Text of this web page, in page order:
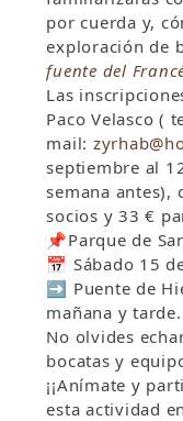
por cuerda y,
exploración de
fuente del
Las
Paco Velasco (
mail:
septiembre al
semana antes),
socios y 33 €
📌Parque de
📅 Sábado 15
➡️ Puente de
mañana y tarde.
No olvides
bocatas y
¡¡Anímate y
esta actividad